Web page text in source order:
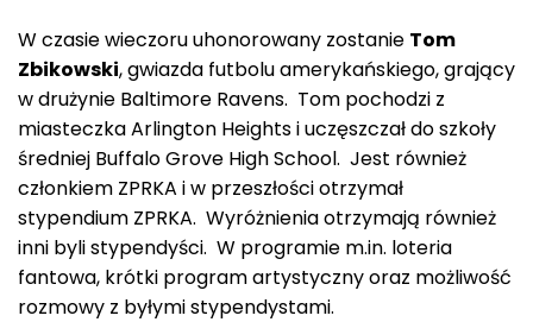
W czasie wieczoru uhonorowany zostanie Tom
Zbikowski, gwiazda futbolu amerykańskiego, grający
w drużynie Baltimore Ravens. Tom pochodzi z
miasteczka Arlington Heights i uczęszczał do szkoły
średniej Buffalo Grove High School. Jest również
członkiem ZPRKA i w przeszłości otrzymał
stypendium ZPRKA. Wyróżnienia otrzymają również
inni byli stypendyści. W programie m.in. loteria
fantowa, krótki program artystyczny oraz możliwość
rozmowy z byłymi stypendystami.